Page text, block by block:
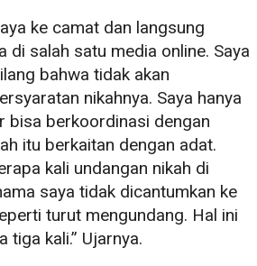
ke camat dan langsung
di salah satu media online. Saya
bahwa tidak akan
nikahnya. Saya hanya
bisa berkoordinasi dengan
itu berkaitan dengan adat.
kali undangan nikah di
saya tidak dicantumkan ke
turut mengundang. Hal ini
tiga kali.” Ujarnya.